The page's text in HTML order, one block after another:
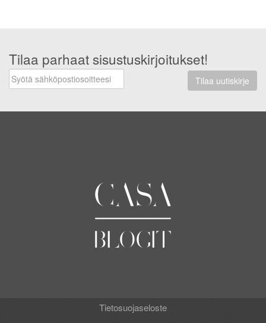
Tilaa parhaat sisustuskirjoitukset!
Tilaa uutiskirje
Tietosuojaseloste